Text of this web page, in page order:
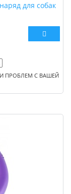
для собак
ПРОБЛЕМ С ВАШЕЙ